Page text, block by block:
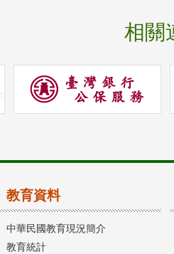
相關
教育資料
中華民國教育現況簡介
教育統計